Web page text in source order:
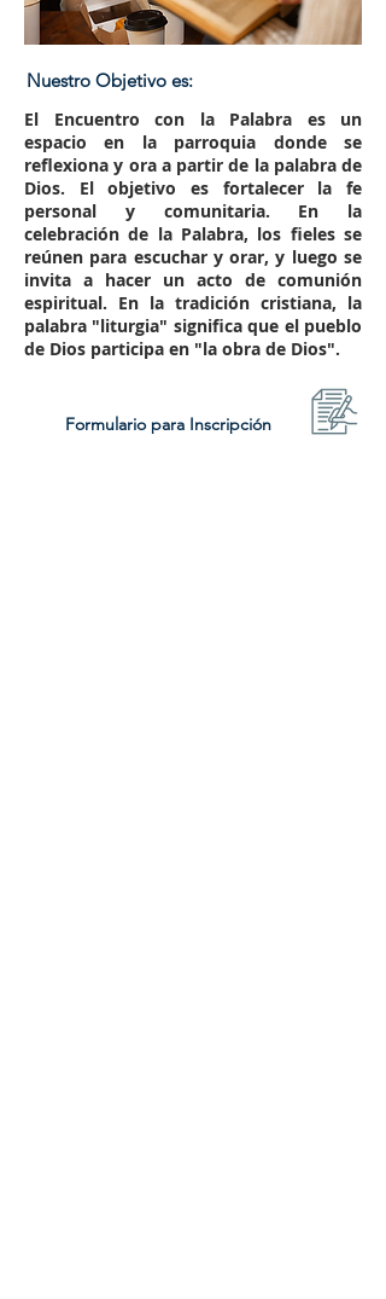
Nuestro Objetivo es:
El Encuentro con la Palabra es un
espacio en la parroquia donde se
reflexiona y ora a partir de la palabra de
Dios. El objetivo es fortalecer la fe
personal y comunitaria. En la
celebración de la Palabra, los fieles se
reúnen para escuchar y orar, y luego se
invita a hacer un acto de comunión
espiritual. En la tradición cristiana, la
palabra "liturgia" significa que el pueblo
de Dios participa en "la obra de Dios".
Formulario para Inscripción